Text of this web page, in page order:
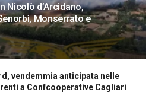
Nicolò d’Arcidano,
Monserrato e
vendemmia anticipata nelle
a Confcooperative Cagliari